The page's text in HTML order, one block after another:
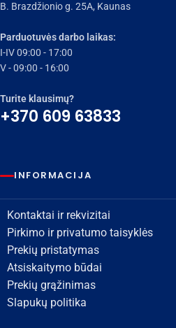
B. Brazdžionio g. 25A, Kaunas
Parduotuvės darbo laikas:
I-IV 09:00 - 17:00
V - 09:00 - 16:00
Turite klausimų?
+370 609 63833
INFORMACIJA
Kontaktai ir rekvizitai
Pirkimo ir privatumo taisyklės
Prekių pristatymas
Atsiskaitymo būdai
Prekių grąžinimas
Slapukų politika